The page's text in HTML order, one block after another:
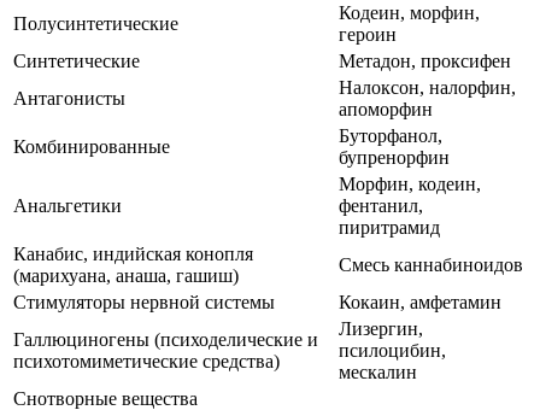
Полусинтетические
Кодеин, морфин,
героин
Синтетические
Метадон, проксифен
Антагонисты
Налоксон, налорфин,
апоморфин
Комбинированные
Буторфанол,
бупренорфин
Анальгетики
Морфин, кодеин,
фентанил,
пиритрамид
Канабис, индийская конопля
(марихуана, анаша, гашиш)
Смесь каннабиноидов
Стимуляторы нервной системы
Кокаин, амфетамин
Галлюциногены (психоделические и
психотомиметические средства)
Лизергин,
псилоцибин,
мескалин
Снотворные вещества